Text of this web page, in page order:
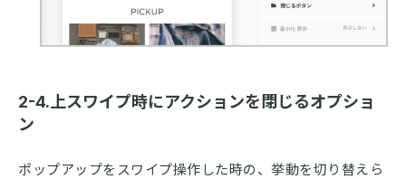
2-4.上スワイプ時にアクションを閉じるオプショ
ン
ポップアップをスワイプ操作した時の、挙動を切り替えら